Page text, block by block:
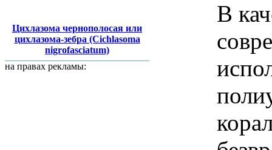
Цихлазома чернополосая или
цихлазома-зебра (Cichlasoma
nigrofasciatum)
на правах рекламы:
В